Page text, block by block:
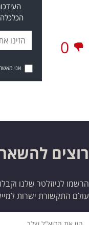
0
אני מאשר
רוצים
הרשמו לניוזלטר שלנו
עולם התקשורת ישרות